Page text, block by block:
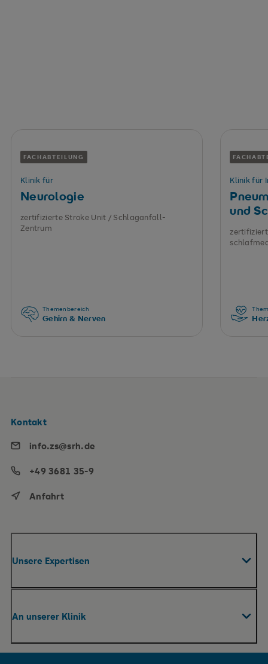
FACHABTEILUNG
Klinik für
Neurologie
zertifizierte Stroke Unit / Schlaganfall-
Zentrum
Themenbereich
Gehirn & Nerven
Klinik für
und
Unsere Expertisen
Praxen
Pflege
An unserer Klinik
Ihr Aufenthalt
Kontakt
info.zs@srh.de
+49 3681 35-9
Anfahrt